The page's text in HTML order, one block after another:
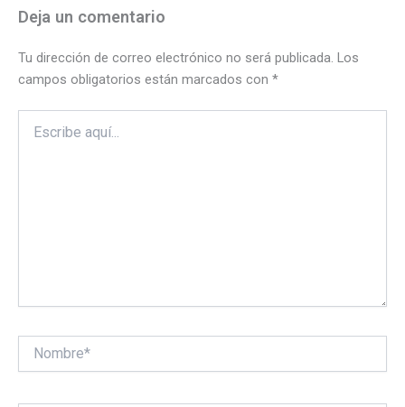
Deja un comentario
Tu dirección de correo electrónico no será publicada. Los
campos obligatorios están marcados con *
aquí...